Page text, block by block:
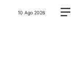
10 Ago 2026